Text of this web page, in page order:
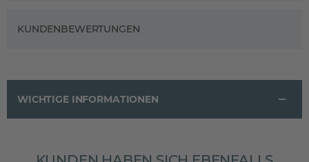
KUNDENBEWERTUNGEN
WICHTIGE INFORMATIONEN